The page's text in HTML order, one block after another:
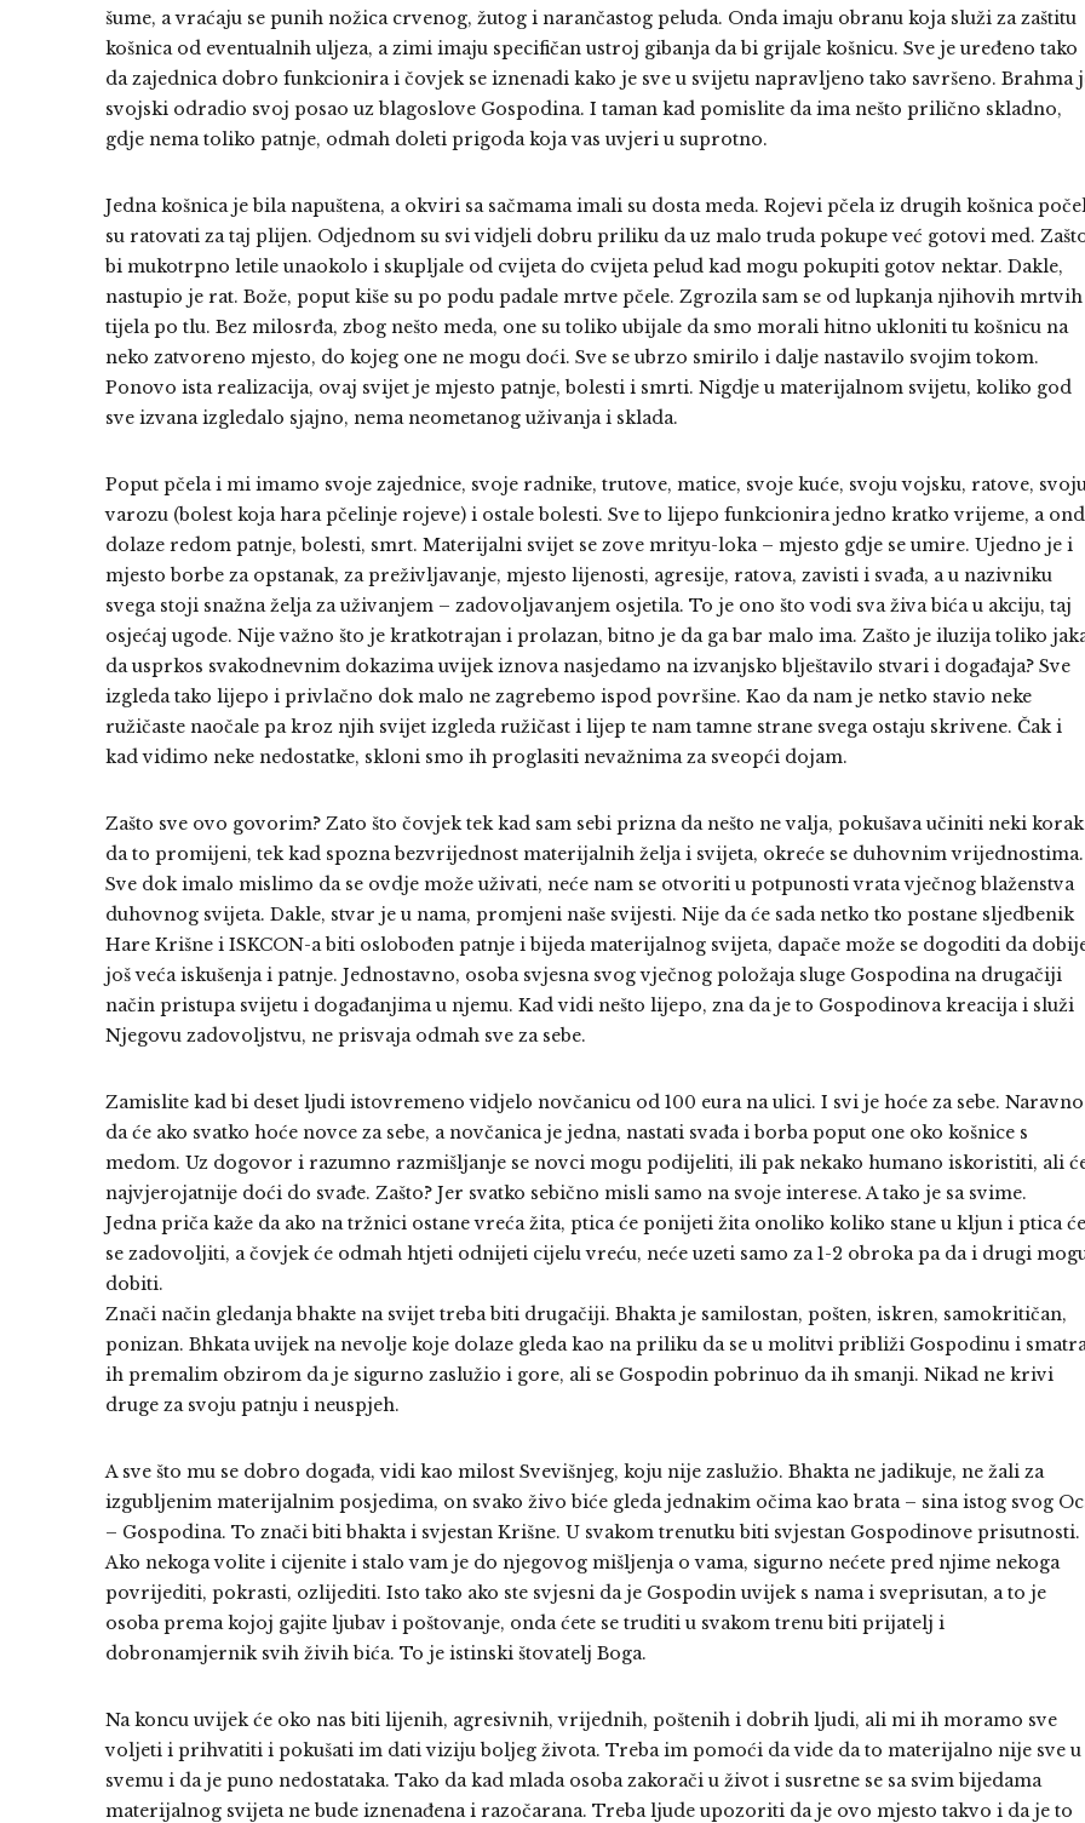
šume, a vraćaju se punih nožica crvenog, žutog i narančastog peluda. Onda imaju obranu koja služi za zaštitu
košnica od eventualnih uljeza, a zimi imaju specifičan ustroj gibanja da bi grijale košnicu. Sve je uređeno tako
da zajednica dobro funkcionira i čovjek se iznenadi kako je sve u svijetu napravljeno tako savršeno. Brahma
svojski odradio svoj posao uz blagoslove Gospodina. I taman kad pomislite da ima nešto prilično skladno,
gdje nema toliko patnje, odmah doleti prigoda koja vas uvjeri u suprotno.
Jedna košnica je bila napuštena, a okviri sa sačmama imali su dosta meda. Rojevi pčela iz drugih košnica
su ratovati za taj plijen. Odjednom su svi vidjeli dobru priliku da uz malo truda pokupe već gotovi med.
bi mukotrpno letile unaokolo i skupljale od cvijeta do cvijeta pelud kad mogu pokupiti gotov nektar. Dakle,
nastupio je rat. Bože, poput kiše su po podu padale mrtve pčele. Zgrozila sam se od lupkanja njihovih mrtvih
tijela po tlu. Bez milosrđa, zbog nešto meda, one su toliko ubijale da smo morali hitno ukloniti tu košnicu na
neko zatvoreno mjesto, do kojeg one ne mogu doći. Sve se ubrzo smirilo i dalje nastavilo svojim tokom.
Ponovo ista realizacija, ovaj svijet je mjesto patnje, bolesti i smrti. Nigdje u materijalnom svijetu, koliko god
sve izvana izgledalo sjajno, nema neometanog uživanja i sklada.
Poput pčela i mi imamo svoje zajednice, svoje radnike, trutove, matice, svoje kuće, svoju vojsku, ratove,
varozu (bolest koja hara pčelinje rojeve) i ostale bolesti. Sve to lijepo funkcionira jedno kratko vrijeme, a
dolaze redom patnje, bolesti, smrt. Materijalni svijet se zove mrityu-loka – mjesto gdje se umire. Ujedno je i
mjesto borbe za opstanak, za preživljavanje, mjesto lijenosti, agresije, ratova, zavisti i svađa, a u nazivniku
svega stoji snažna želja za uživanjem – zadovoljavanjem osjetila. To je ono što vodi sva živa bića u akciju, taj
osjećaj ugode. Nije važno što je kratkotrajan i prolazan, bitno je da ga bar malo ima. Zašto je iluzija toliko
da usprkos svakodnevnim dokazima uvijek iznova nasjedamo na izvanjsko blještavilo stvari i događaja? Sve
izgleda tako lijepo i privlačno dok malo ne zagrebemo ispod površine. Kao da nam je netko stavio neke
ružičaste naočale pa kroz njih svijet izgleda ružičast i lijep te nam tamne strane svega ostaju skrivene. Čak i
kad vidimo neke nedostatke, skloni smo ih proglasiti nevažnima za sveopći dojam.
Zašto sve ovo govorim? Zato što čovjek tek kad sam sebi prizna da nešto ne valja, pokušava učiniti neki korak
da to promijeni, tek kad spozna bezvrijednost materijalnih želja i svijeta, okreće se duhovnim vrijednostima.
Sve dok imalo mislimo da se ovdje može uživati, neće nam se otvoriti u potpunosti vrata vječnog blaženstva
duhovnog svijeta. Dakle, stvar je u nama, promjeni naše svijesti. Nije da će sada netko tko postane sljedbenik
Hare Krišne i ISKCON-a biti oslobođen patnje i bijeda materijalnog svijeta, dapače može se dogoditi da
još veća iskušenja i patnje. Jednostavno, osoba svjesna svog vječnog položaja sluge Gospodina na drugačiji
način pristupa svijetu i događanjima u njemu. Kad vidi nešto lijepo, zna da je to Gospodinova kreacija i služi
Njegovu zadovoljstvu, ne prisvaja odmah sve za sebe.
Zamislite kad bi deset ljudi istovremeno vidjelo novčanicu od 100 eura na ulici. I svi je hoće za sebe. Naravno
da će ako svatko hoće novce za sebe, a novčanica je jedna, nastati svađa i borba poput one oko košnice s
medom. Uz dogovor i razumno razmišljanje se novci mogu podijeliti, ili pak nekako humano iskoristiti, ali
najvjerojatnije doći do svađe. Zašto? Jer svatko sebično misli samo na svoje interese. A tako je sa svime.
Jedna priča kaže da ako na tržnici ostane vreća žita, ptica će ponijeti žita onoliko koliko stane u kljun i ptica će
se zadovoljiti, a čovjek će odmah htjeti odnijeti cijelu vreću, neće uzeti samo za 1-2 obroka pa da i drugi
dobiti.
Znači način gledanja bhakte na svijet treba biti drugačiji. Bhakta je samilostan, pošten, iskren, samokritičan,
ponizan. Bhkata uvijek na nevolje koje dolaze gleda kao na priliku da se u molitvi približi Gospodinu i
ih premalim obzirom da je sigurno zaslužio i gore, ali se Gospodin pobrinuo da ih smanji. Nikad ne krivi
druge za svoju patnju i neuspjeh.
A sve što mu se dobro događa, vidi kao milost Svevišnjeg, koju nije zaslužio. Bhakta ne jadikuje, ne žali za
izgubljenim materijalnim posjedima, on svako živo biće gleda jednakim očima kao brata – sina istog svog
– Gospodina. To znači biti bhakta i svjestan Krišne. U svakom trenutku biti svjestan Gospodinove prisutnosti.
Ako nekoga volite i cijenite i stalo vam je do njegovog mišljenja o vama, sigurno nećete pred njime nekoga
povrijediti, pokrasti, ozlijediti. Isto tako ako ste svjesni da je Gospodin uvijek s nama i sveprisutan, a to je
osoba prema kojoj gajite ljubav i poštovanje, onda ćete se truditi u svakom trenu biti prijatelj i
dobronamjernik svih živih bića. To je istinski štovatelj Boga.
Na koncu uvijek će oko nas biti lijenih, agresivnih, vrijednih, poštenih i dobrih ljudi, ali mi ih moramo sve
voljeti i prihvatiti i pokušati im dati viziju boljeg života. Treba im pomoći da vide da to materijalno nije sve u
svemu i da je puno nedostataka. Tako da kad mlada osoba zakorači u život i susretne se sa svim bijedama
materijalnog svijeta ne bude iznenađena i razočarana. Treba ljude upozoriti da je ovo mjesto takvo i da je to